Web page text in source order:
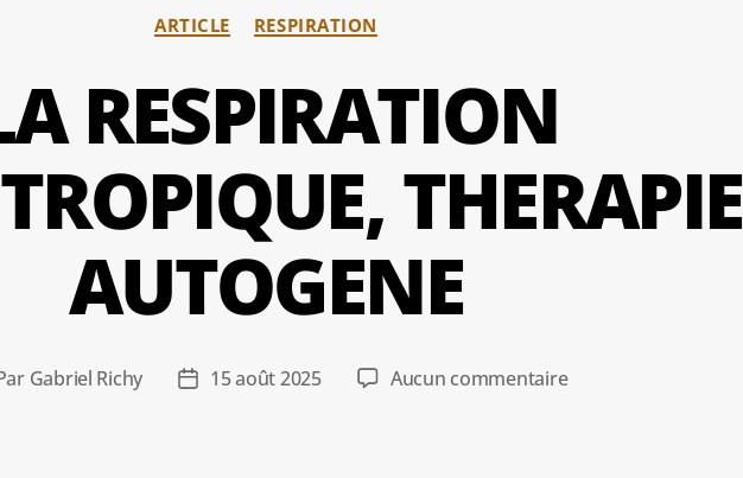
Catégories
ARTICLE RESPIRATION
RESPIRATION
THERAPIE
AUTOGENE
Gabriel Richy
Date15 août 2025 Aucun commentairesur